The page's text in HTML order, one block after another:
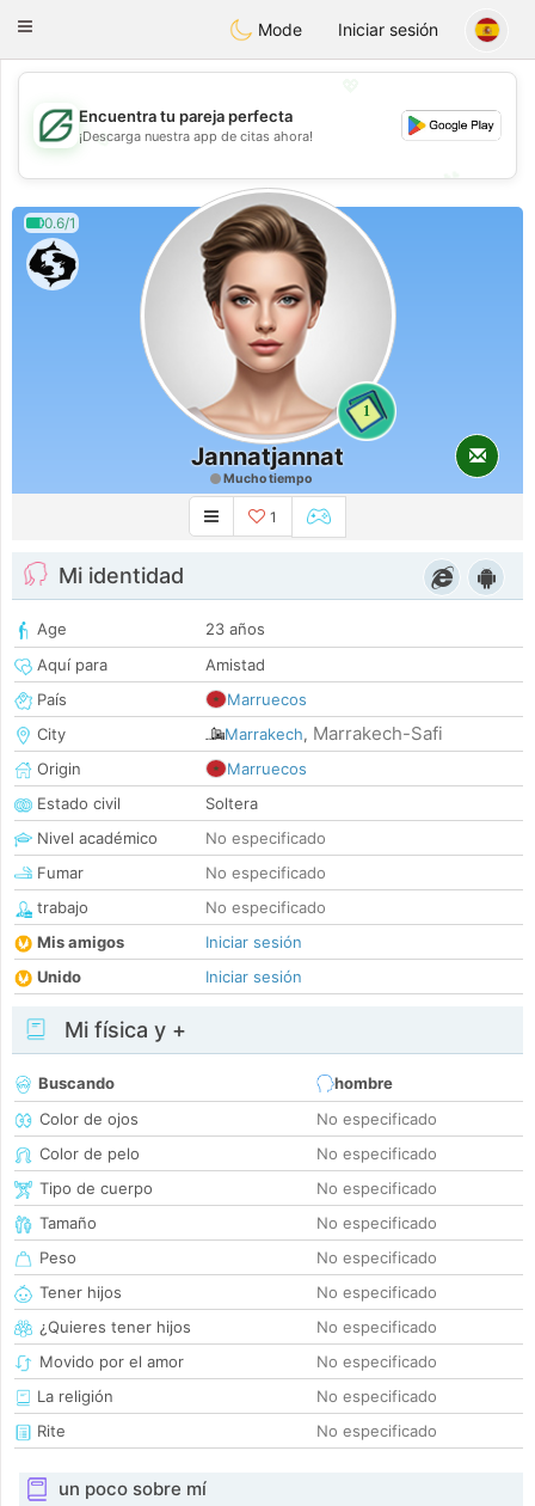
GulfDating
Toggle
Mode Iniciar sesión
💖
💕
💕
Encuentra tu pareja perfecta
¡Descarga nuestra app de citas ahora!
0.6/1
1
Jannatjannat
Mucho tiempo
1
Mi identidad
Age
23 años
Aquí para
Amistad
País
Marruecos
City
Marrakech, Marrakech-Safi
Origin
Marruecos
Estado civil
Soltera
Nivel académico
No especificado
Fumar
No especificado
trabajo
No especificado
Mis amigos
Iniciar sesión
Unido
Iniciar sesión
Mi física y +
Buscando
hombre
Color de ojos
No especificado
Color de pelo
No especificado
Tipo de cuerpo
No especificado
Tamaño
No especificado
Peso
No especificado
Tener hijos
No especificado
¿Quieres tener hijos
No especificado
Movido por el amor
No especificado
La religión
No especificado
Rite
No especificado
un poco sobre mí